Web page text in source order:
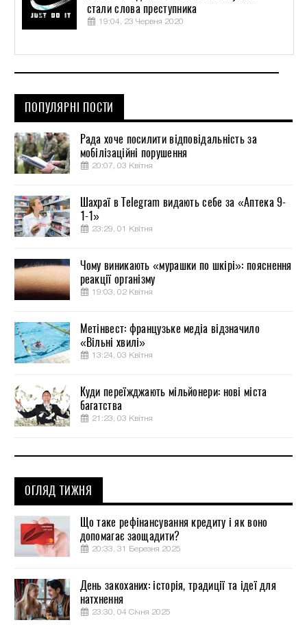
стали слова преступника
19:04, 23 Червня 2020
ПОПУЛЯРНІ ПОСТИ
Рада хоче посилити відповідальність за
мобілізаційні порушення
20:07, 03 Квітня
Шахраї в Telegram видають себе за «Аптека 9-
1-1»
23:29, 01 Квітня
Чому виникають «мурашки по шкірі»: пояснення
реакції організму
19:03, 02 Квітня
Метінвест: французьке медіа відзначило
«Вільні хвилі»
13:24, 03 Квітня
Куди переїжджають мільйонери: нові міста
багатства
21:23, 03 Квітня
ОГЛЯД ТИЖНЯ
Що таке рефінансування кредиту і як воно
допомагає заощадити?
20:33, 31 Березня 2025
День закоханих: історія, традиції та ідеї для
натхнення
23:30, 04 Січня 2025